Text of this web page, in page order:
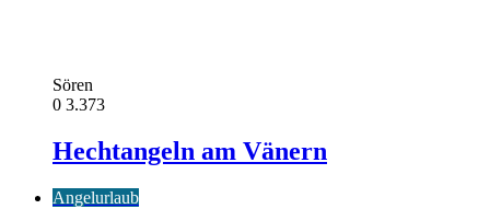
Sören
0 3.373
Hechtangeln am Vänern
Angelurlaub